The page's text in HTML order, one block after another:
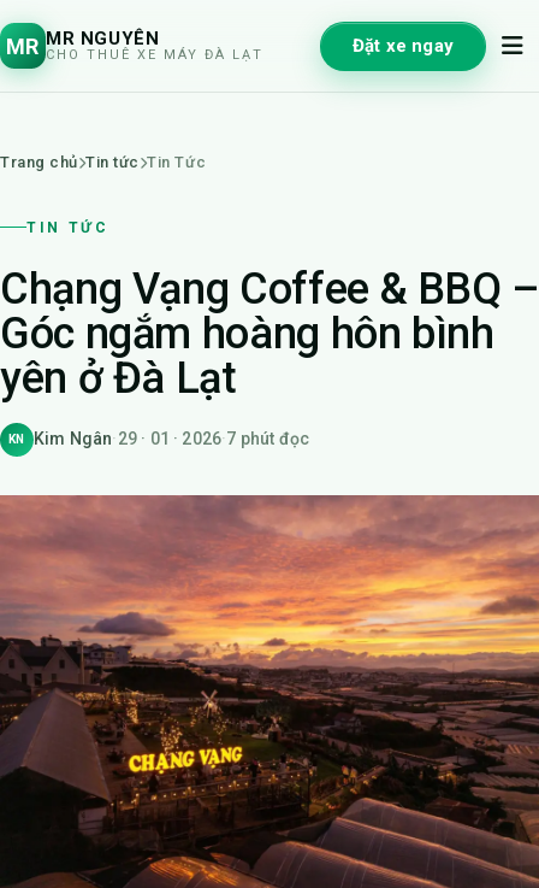
MR MR NGUYÊN
CHO THUÊ XE MÁY ĐÀ LẠT Đặt xe ngay
Trang chủ Tin tức Tin Tức
TIN TỨC
Chạng Vạng Coffee & BBQ –
Góc ngắm hoàng hôn bình
yên ở Đà Lạt
KN Kim Ngân·29 · 01 · 2026·7 phút đọc